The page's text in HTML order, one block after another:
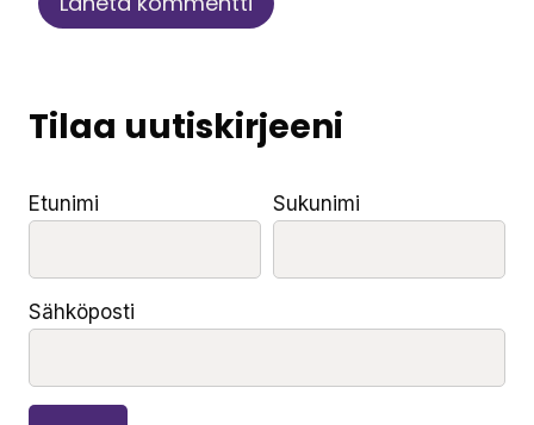
Tilaa uutiskirjeeni
Etunimi Sukunimi
Sähköposti